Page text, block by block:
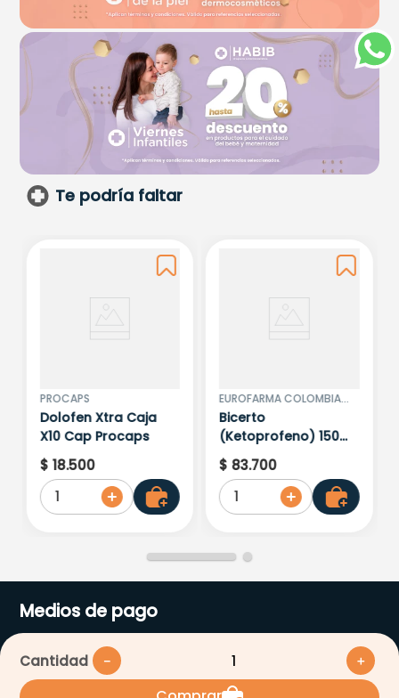
Cantidad ＋
－
Te podría faltar
PROCAPS
Dolofen Xtra Caja
X10 Cap Procaps
$ 18.500
1
EUROFARMA COLOMBIA
S.A.S
Bicerto
(Ketoprofeno) 150
Mg Pvdc 10 Tabletas
$ 83.700
1
Medios de pago